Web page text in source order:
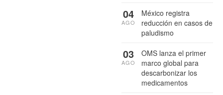
México registra
reducción en casos de
paludismo
04
AGO
OMS lanza el primer
marco global para
descarbonizar los
medicamentos
03
AGO